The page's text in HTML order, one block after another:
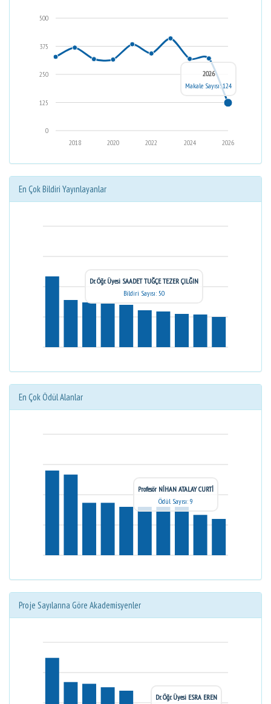
0
125
250
375
500
2026
2024
2022
2020
2018
2026
Makale Sayısı: 124
En Çok Bildiri Yayınlayanlar
Dr. Öğr. Üyesi SAADET TUĞÇE TEZER ÇILĞIN
Bildiri Sayısı: 50
En Çok Ödül Alanlar
Profesör NİHAN ATALAY CURTİ
Ödül Sayısı: 9
Proje Sayılarına Göre Akademisyenler
Dr. Öğr. Üyesi ESRA EREN